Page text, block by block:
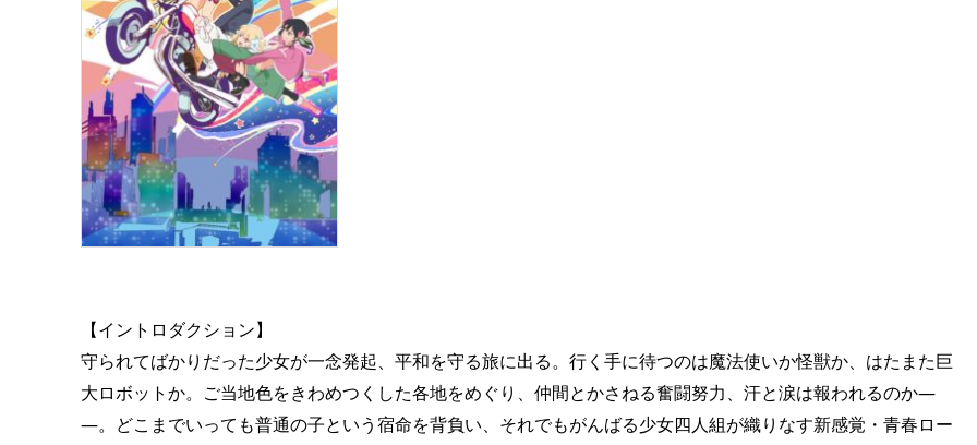
【イントロダクション】
守られてばかりだった少女が一念発起、平和を守る旅に出る。行く手に待つのは魔法使いか怪獣か、はたまた巨
大ロボットか。ご当地色をきわめつくした各地をめぐり、仲間とかさねる奮闘努力、汗と涙は報われるのか―
―。どこまでいっても普通の子という宿命を背負い、それでもがんばる少女四人組が織りなす新感覚・青春ロー